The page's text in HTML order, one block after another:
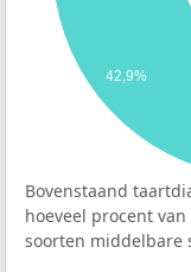
42,9%
Bovenstaand
hoeveel procent
soorten middelbare